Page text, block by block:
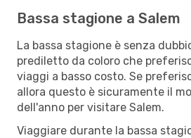
Bassa stagione a Salem
La bassa stagione è senza
prediletto da coloro che
viaggi a basso costo. Se
allora questo è sicuramente il
dell'anno per visitare Salem.
Viaggiare durante la bassa